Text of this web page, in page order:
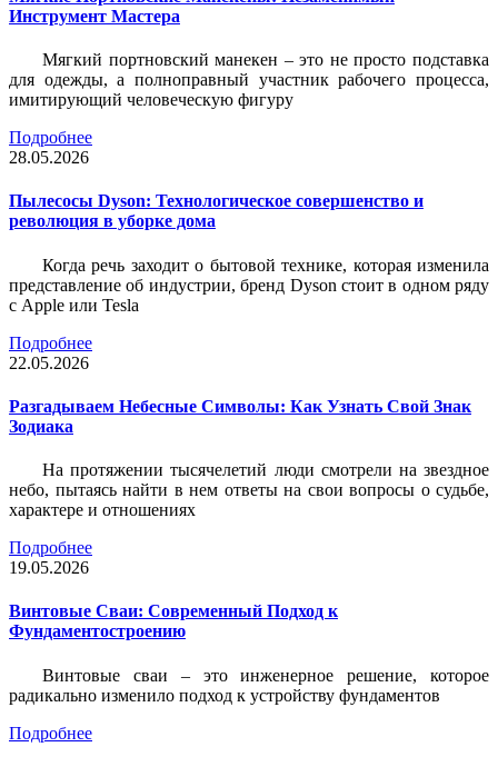
Инструмент Мастера
Мягкий портновский манекен – это не просто подставка
для одежды, а полноправный участник рабочего процесса,
имитирующий человеческую фигуру
Подробнее
28.05.2026
Пылесосы Dyson: Технологическое совершенство и
революция в уборке дома
Когда речь заходит о бытовой технике, которая изменила
представление об индустрии, бренд Dyson стоит в одном ряду
с Apple или Tesla
Подробнее
22.05.2026
Разгадываем Небесные Символы: Как Узнать Свой Знак
Зодиака
На протяжении тысячелетий люди смотрели на звездное
небо, пытаясь найти в нем ответы на свои вопросы о судьбе,
характере и отношениях
Подробнее
19.05.2026
Винтовые Сваи: Современный Подход к
Фундаментостроению
Винтовые сваи – это инженерное решение, которое
радикально изменило подход к устройству фундаментов
Подробнее